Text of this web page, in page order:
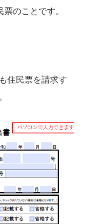
のことです。
住民票を請求す